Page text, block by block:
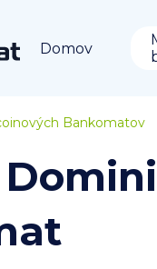
Domov
Bankomatov